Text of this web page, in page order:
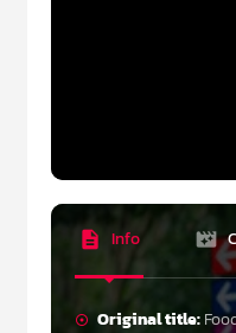
Info
Original title: